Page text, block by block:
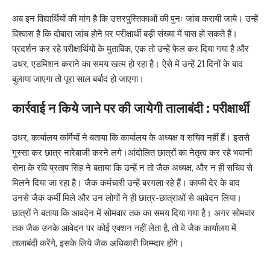
अब इन विद्यार्थियों की मांग है कि उत्तरपुस्तिकाओं की पुनः जांच करायी जाये। उन्हें
विश्वास है कि दोबारा जांच होने पर परीक्षार्थी बड़ी संख्या में पास हो सकते हैं।
प्रदर्शन कर रहे परीक्षार्थियों के मुताबिक, एक तो उन्हें फेल कर दिया गया है और
उधर, एडमिशन कराने का समय खत्म हो रहा है। ऐसे में उन्हें 21 दिनों के बाद
बुलाया जाएगा तो पूरा साल बर्बाद हो जाएगा।
कार्रवाई न किये जाने पर की जायेगी तालाबंदी : परीक्षार्थी
उधर, कार्यालय कर्मियों ने बताया कि कार्यालय के अध्यक्ष व सचिव नहीं हैं। इससे
गुस्सा कर छात्र नारेबाजी करने लगे।आंदोलित छात्रों का नेतृत्व कर रहे भवानी
सेना के रवि प्रताप सिंह ने बताया कि उन्हें न तो जैक अध्यक्ष, और न ही सचिव से
मिलने दिया जा रहा है। जैक कर्मचारी उन्हें बरगला रहे हैं। काफी देर के बाद
उनसे जैक कर्मी मिले और उन लोगों ने ही छात्र-छात्राओं से आवेदन लिया।
छात्रों ने बताया कि आवदेन में सोमवार तक का समय दिया गया है। अगर सोमवार
तक जैक उनके आवेदन पर कोई एक्शन नहीं लेता है, तो वे जैक कार्यालय में
तालाबंदी करेंगे, इसके लिये जैक अधिकारी जिम्म्दार होंगे।